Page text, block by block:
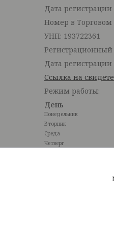
Дата регистрации
Номер в Торговом
УНП: 193722361
Дата
Ссылка на
Режим работы:
День
Понедельник
Вторник
Среда
Четверг